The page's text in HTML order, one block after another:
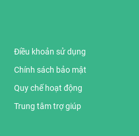
Điều khoản sử dụng
Chính sách bảo mật
Quy chế hoạt động
Trung tâm trợ giúp